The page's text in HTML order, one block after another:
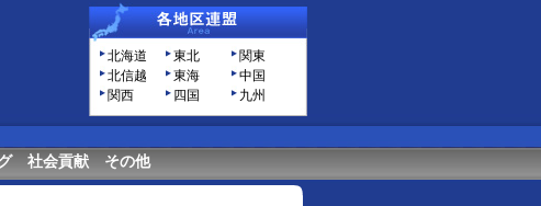
北海道 東北
関東
北信越
東海
中国
関西
四国 九州
社会貢献 その他